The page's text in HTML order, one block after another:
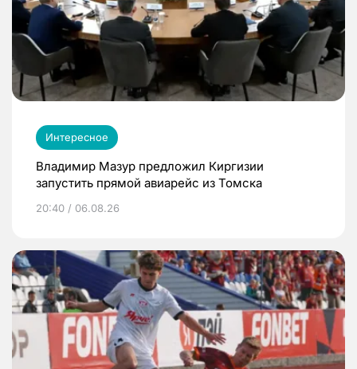
Интересное
Владимир Мазур предложил Киргизии
запустить прямой авиарейс из Томска
20:40 / 06.08.26